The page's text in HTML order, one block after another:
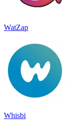
WatZap
Whisbi